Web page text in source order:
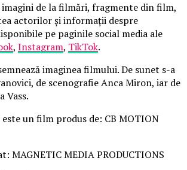
de la filmări, fragmente din film,
actorilor și informații despre
pe paginile social media ale
, Instagram, TikTok.
imaginea filmului. De sunet s-a
de scenografie Anca Miron, iar de
Vass.
este un film produs de: CB MOTION
MAGNETIC MEDIA PRODUCTIONS